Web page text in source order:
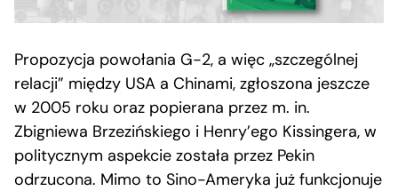
Propozycja powołania G-2, a więc „szczególnej
relacji” między USA a Chinami, zgłoszona jeszcze
w 2005 roku oraz popierana przez m. in.
Zbigniewa Brzezińskiego i Henry’ego Kissingera, w
politycznym aspekcie została przez Pekin
odrzucona. Mimo to Sino-Ameryka już funkcjonuje